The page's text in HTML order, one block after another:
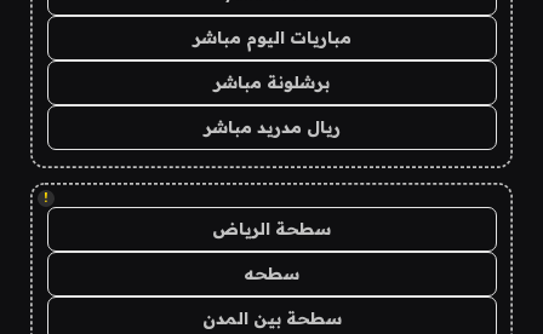
مباريات اليوم مباشر
برشلونة مباشر
ريال مدريد مباشر
!
سطحة الرياض
سطحه
سطحة بين المدن